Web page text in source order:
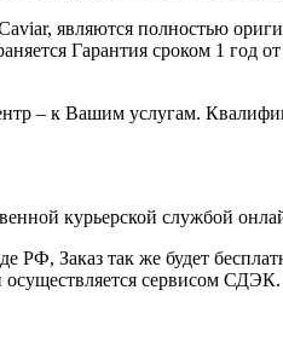
являются полностью
Гарантия сроком 1 год
– к Вашим услугам.
курьерской службой
Заказ так же будет
сервисом СДЭК.